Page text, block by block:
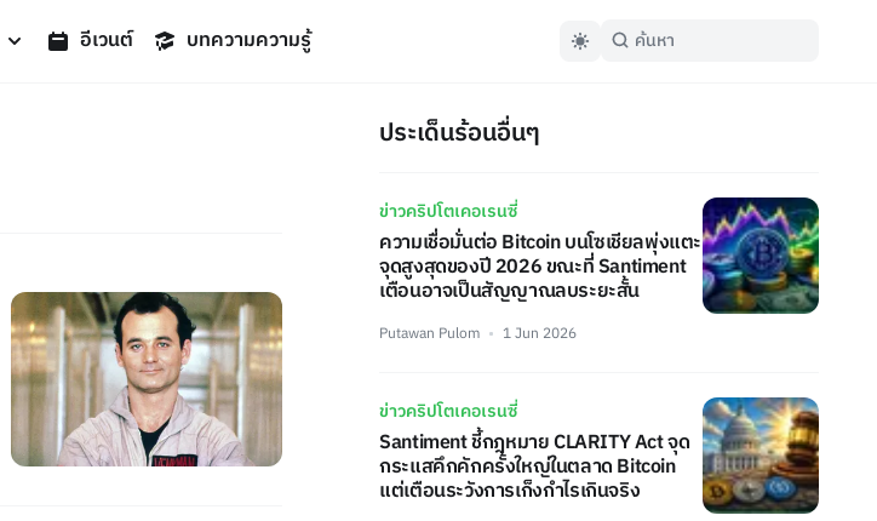
อีเวนต์ บทความความรู้
ประเด็นร้อนอื่นๆ
ข่าวคริปโตเคอเรนซี่
ความเชื่อมั่นต่อ Bitcoin บนโซเชียลพุ่งแตะ
จุดสูงสุดของปี 2026 ขณะที่ Santiment
เตือนอาจเป็นสัญญาณลบระยะสั้น
Putawan Pulom 1 Jun 2026
ข่าวคริปโตเคอเรนซี่
Santiment ชี้กฎหมาย CLARITY Act จุด
กระแสคึกคักครั้งใหญ่ในตลาด Bitcoin
แต่เตือนระวังการเก็งกำไรเกินจริง